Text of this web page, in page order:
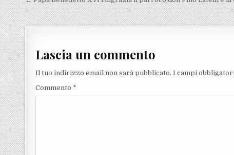
Lascia un commento
Il tuo indirizzo email non sarà pubblicato. I campi
Commento *